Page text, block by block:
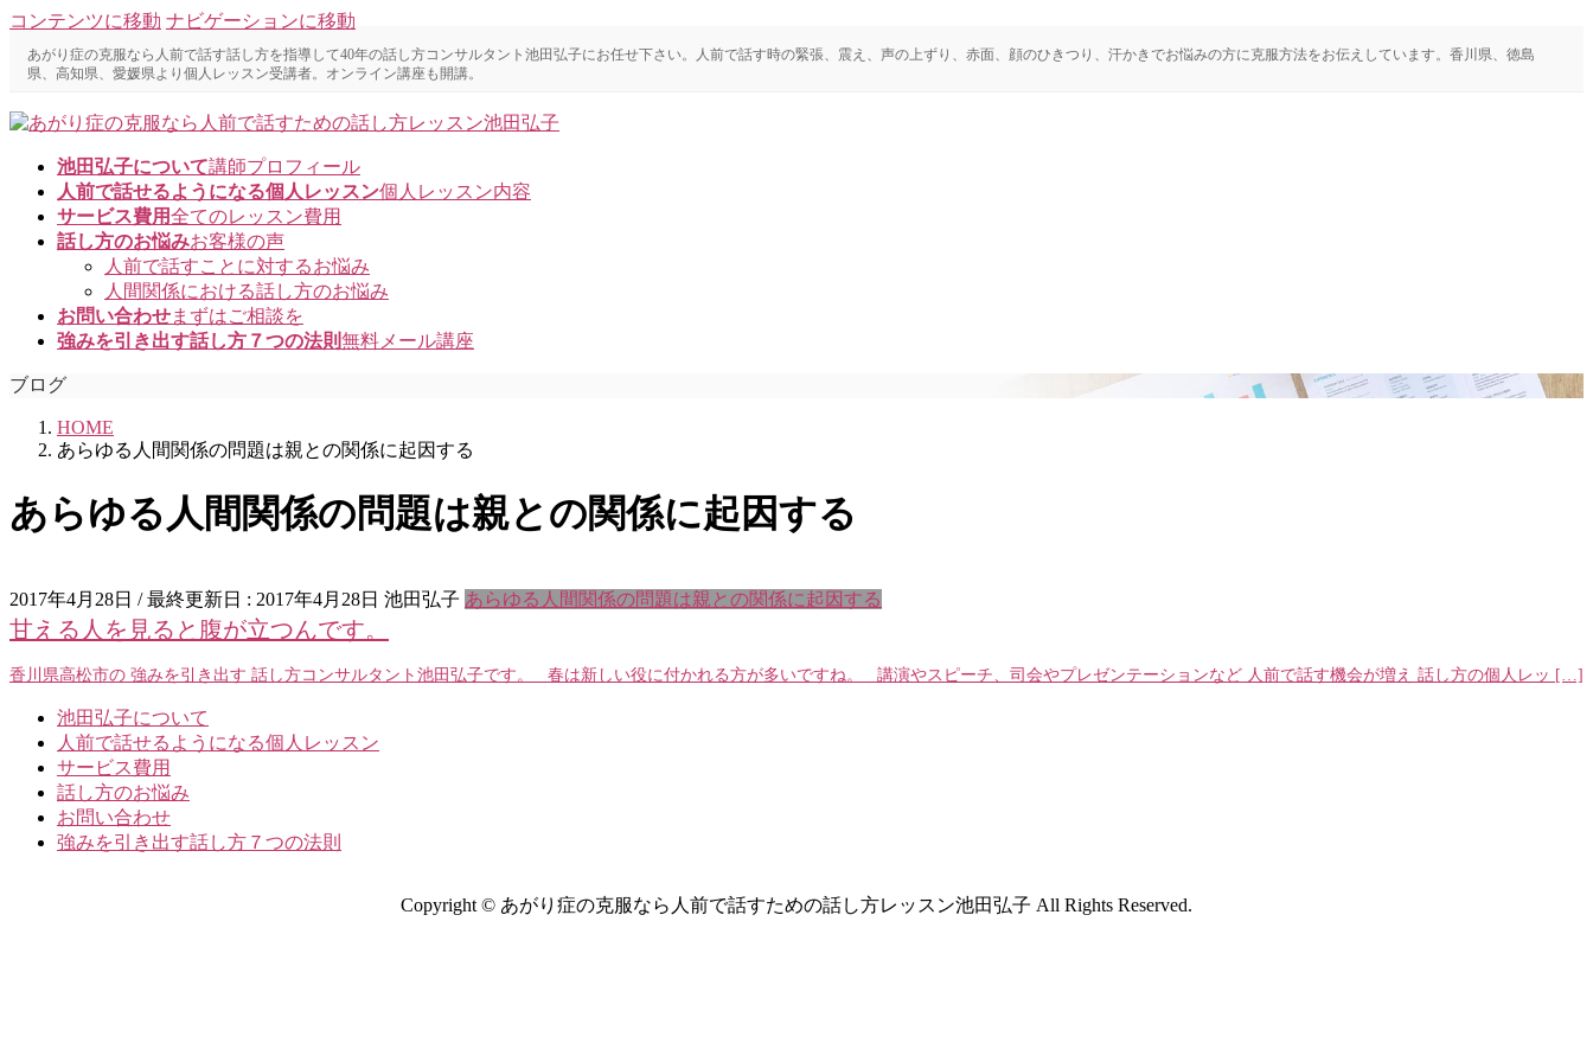
コンテンツに移動 ナビゲーションに移動
あがり症の克服なら人前で話す話し方を指導して40年の話し方コンサルタント池田弘子にお任せ下さい。人前で話す時の緊張、震え、声の上ずり、赤面、顔のひきつり、汗かきでお悩みの方に克服方法をお伝えしています。香川県、徳島
県、高知県、愛媛県より個人レッスン受講者。オンライン講座も開講。
池田弘子について講師プロフィール
人前で話せるようになる個人レッスン個人レッスン内容
サービス費用全てのレッスン費用
話し方のお悩みお客様の声
人前で話すことに対するお悩み
人間関係における話し方のお悩み
お問い合わせまずはご相談を
強みを引き出す話し方７つの法則無料メール講座
ブログ
HOME
あらゆる人間関係の問題は親との関係に起因する
あらゆる人間関係の問題は親との関係に起因する
2017年4月28日 / 最終更新日 : 2017年4月28日 池田弘子 あらゆる人間関係の問題は親との関係に起因する
甘える人を見ると腹が立つんです。
香川県高松市の 強みを引き出す 話し方コンサルタント池田弘子です。 春は新しい役に付かれる方が多いですね。 講演やスピーチ、司会やプレゼンテーションなど 人前で話す機会が増え 話し方の個人レッ […]
池田弘子について
人前で話せるようになる個人レッスン
サービス費用
話し方のお悩み
お問い合わせ
強みを引き出す話し方７つの法則
Copyright © あがり症の克服なら人前で話すための話し方レッスン池田弘子 All Rights Reserved.